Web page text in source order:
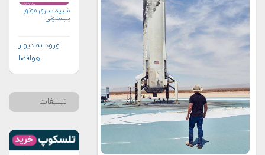
شبیه سازی موتور
پیستونی
ورود به دیوار
هوافضا
تبلیغات